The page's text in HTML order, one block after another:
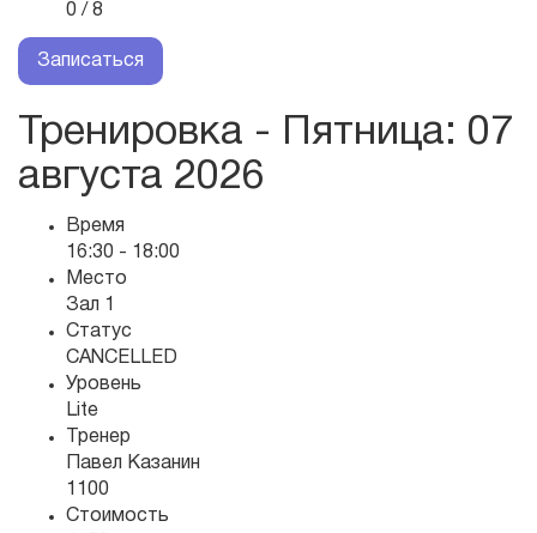
0 / 8
Записаться
Тренировка - Пятница: 07
августа 2026
Время
16:30 - 18:00
Место
Зал 1
Статус
CANCELLED
Уровень
Lite
Тренер
Павел Казанин
1100
Стоимость